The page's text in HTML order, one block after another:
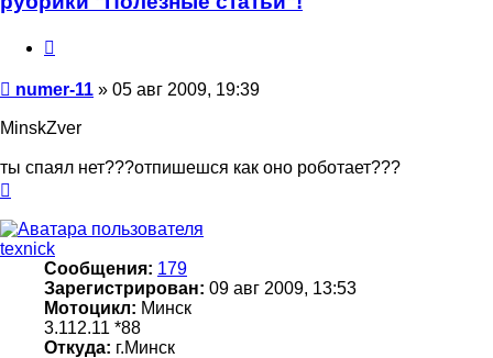
Сообщение
numer-11 » 05 авг 2009, 19:39
MinskZver
ты спаял нет???отпишешся как оно роботает???
началу
texnick
Сообщения: 179
Зарегистрирован: 09 авг 2009, 13:53
Мотоцикл: Минск
3.112.11 *88
Откуда: г.Минск